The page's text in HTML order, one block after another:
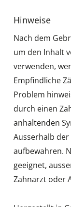
Hinweise
Nach dem
um den Inhalt
verwenden,
Empfindliche
Problem
durch einen
anhaltenden
Ausserhalb
aufbewahren.
geeignet,
Zahnarzt oder